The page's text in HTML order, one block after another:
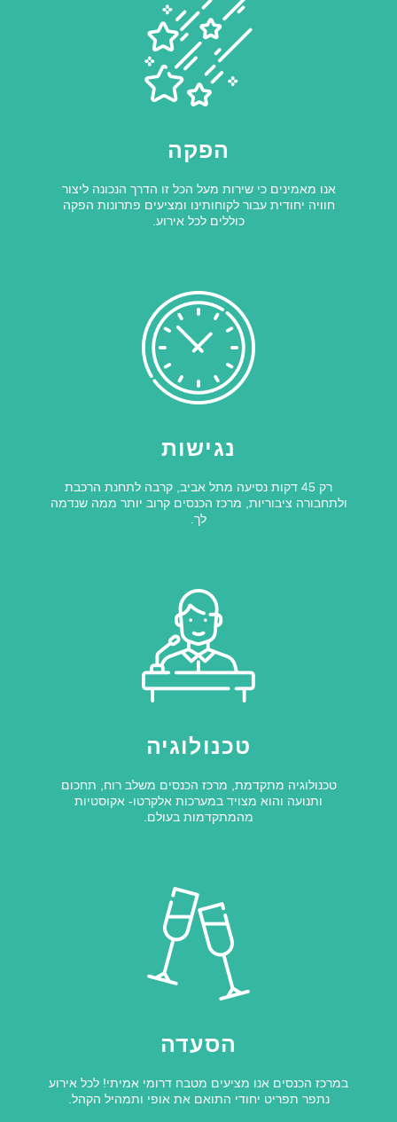
הפקה
אנו מאמינים כי שירות מעל הכל זו הדרך הנכונה ליצור
חוויה יחודית עבור לקוחותינו ומציעים פתרונות הפקה
כוללים לכל אירוע.
נגישות
רק 45 דקות נסיעה מתל אביב, קרבה לתחנת הרכבת
ולתחבורה ציבוריות, מרכז הכנסים קרוב יותר ממה שנדמה
לך.
טכנולוגיה
טכנולוגיה מתקדמת, מרכז הכנסים משלב רוח, תחכום
ותנועה והוא מצויד במערכות אלקרטו- אקוסטיות
מהמתקדמות בעולם.
הסעדה
במרכז הכנסים אנו מציעים מטבח דרומי אמיתי! לכל אירוע
נתפר תפריט יחודי התואם את אופי ותמהיל הקהל.